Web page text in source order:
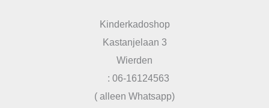
Kinderkadoshop
Kastanjelaan 3
Wierden
: 06-16124563
( alleen Whatsapp)